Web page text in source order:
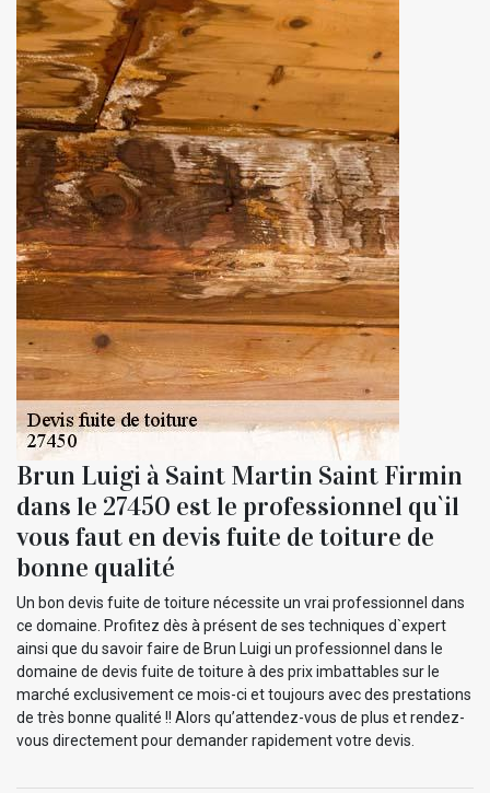
Brun Luigi à Saint Martin Saint Firmin
dans le 27450 est le professionnel qu`il
vous faut en devis fuite de toiture de
bonne qualité
Un bon devis fuite de toiture nécessite un vrai professionnel dans
ce domaine. Profitez dès à présent de ses techniques d`expert
ainsi que du savoir faire de Brun Luigi un professionnel dans le
domaine de devis fuite de toiture à des prix imbattables sur le
marché exclusivement ce mois-ci et toujours avec des prestations
de très bonne qualité !! Alors qu’attendez-vous de plus et rendez-
vous directement pour demander rapidement votre devis.